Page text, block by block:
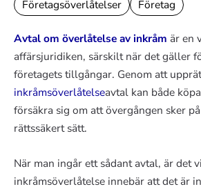
Företagsöverlåtelser Företag
Avtal om överlåtelse av inkråm är en
affärsjuridiken, särskilt när det gäller
företagets tillgångar. Genom att
inkråmsöverlåtelseavtal kan både
försäkra sig om att övergången sker
rättssäkert sätt.
När man ingår ett sådant avtal, är det
inkråmsöverlåtelse innebär att det är